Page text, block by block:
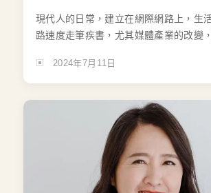
現代人的日常，建立在網際網路上，生
路速度走筆疾書，尤其媒體產業的改變，
2024年7月11日